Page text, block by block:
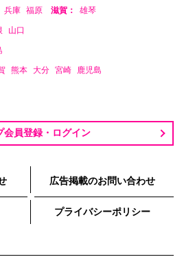
兵庫 福原 滋賀： 雄琴
山口
熊本 大分 宮崎 鹿児島
会員登録・ログイン
広告掲載のお問い合わせ
プライバシーポリシー